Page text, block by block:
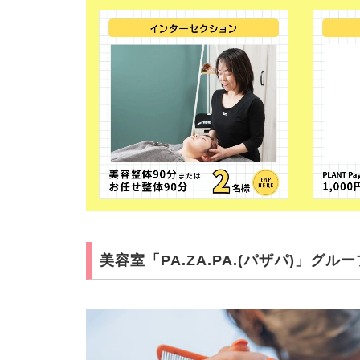
美容室「PA.ZA.PA.(パザパ)」グルー